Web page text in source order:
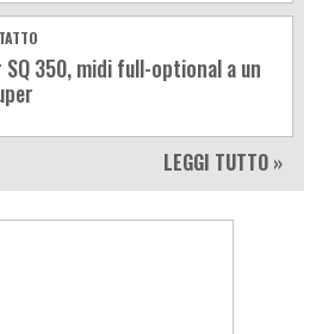
SQ 350, midi full-optional a un
LEGGI TUTTO »